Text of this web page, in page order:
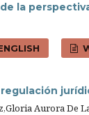
la
Aurora De